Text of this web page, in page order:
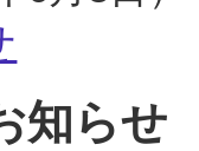
知らせ